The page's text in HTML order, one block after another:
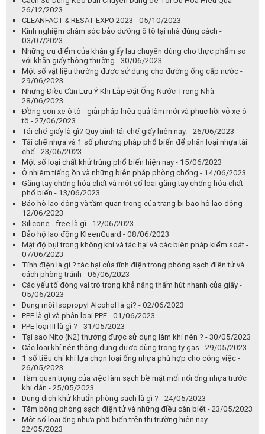
26/12/2023
CLEANFACT & RESAT EXPO 2023 - 05/10/2023
Kinh nghiệm chăm sóc bảo dưỡng ô tô tại nhà đúng cách -
03/07/2023
Những ưu điểm của khăn giấy lau chuyên dùng cho thực phẩm so
với khăn giấy thông thường - 30/06/2023
Một số vật liệu thường được sử dụng cho đường ống cấp nước -
29/06/2023
Những Điều Cần Lưu Ý Khi Lắp Đặt Ống Nước Trong Nhà -
28/06/2023
Đồng sơn xe ô tô - giải pháp hiệu quả làm mới và phục hồi vỏ xe ô
tô - 27/06/2023
Tái chế giấy là gì? Quy trình tái chế giấy hiện nay. - 26/06/2023
Tái chế nhựa và 1 số phương pháp phổ biến để phân loại nhựa tái
chế - 23/06/2023
Một số loại chất khử trùng phổ biến hiện nay - 15/06/2023
Ô nhiễm tiếng ồn và những biện pháp phòng chống - 14/06/2023
Găng tay chống hóa chất và một số loại găng tay chống hóa chất
phổ biến - 13/06/2023
Bảo hộ lao động và tầm quan trọng của trang bị bảo hộ lao động -
12/06/2023
Silicone - free là gì - 12/06/2023
Bảo hộ lao động KleenGuard - 08/06/2023
Mật độ bụi trong không khí và tác hại và các biện pháp kiểm soát -
07/06/2023
Tĩnh điện là gì ? tác hại của tĩnh điện trong phòng sạch điện tử và
cách phòng tránh - 06/06/2023
Các yếu tố đóng vai trò trong khả năng thấm hút nhanh của giấy -
05/06/2023
Dung môi Isopropyl Alcohol là gì? - 02/06/2023
PPE là gì và phân loại PPE - 01/06/2023
PPE loại III là gì ? - 31/05/2023
Tại sao Nitơ (N2) thường được sử dụng làm khí nén ? - 30/05/2023
Các loại khí nén thông dụng được dùng trong ty gas - 29/05/2023
1 số tiêu chí khi lựa chọn loại ống nhựa phù hợp cho công việc -
26/05/2023
Tầm quan trọng của việc làm sạch bề mặt mối nối ống nhựa trước
khi dán - 25/05/2023
Dung dịch khử khuẩn phòng sạch là gì ? - 24/05/2023
Tăm bông phòng sạch điện tử và những điều cần biết - 23/05/2023
Một số loại ống nhựa phổ biến trên thị trường hiện nay -
22/05/2023